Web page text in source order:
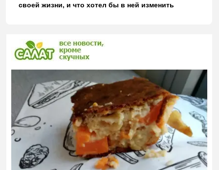
своей жизни, и что хотел бы в ней изменить